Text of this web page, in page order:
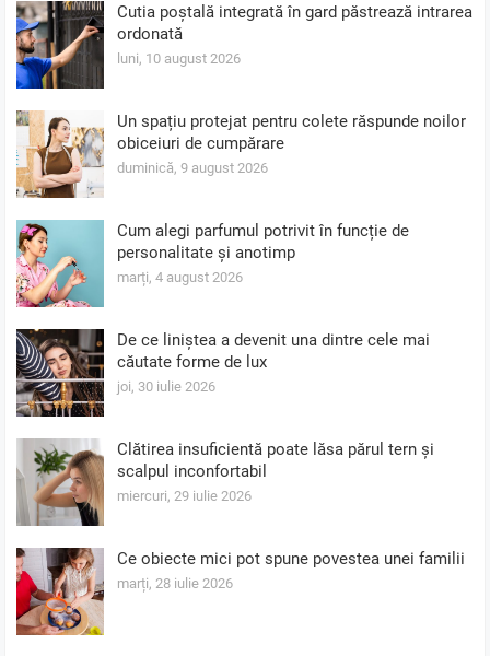
Cutia poștală integrată în gard păstrează intrarea
ordonată
luni, 10 august 2026
Un spațiu protejat pentru colete răspunde noilor
obiceiuri de cumpărare
duminică, 9 august 2026
Cum alegi parfumul potrivit în funcție de
personalitate și anotimp
marți, 4 august 2026
De ce liniștea a devenit una dintre cele mai
căutate forme de lux
joi, 30 iulie 2026
Clătirea insuficientă poate lăsa părul tern și
scalpul inconfortabil
miercuri, 29 iulie 2026
Ce obiecte mici pot spune povestea unei familii
marți, 28 iulie 2026